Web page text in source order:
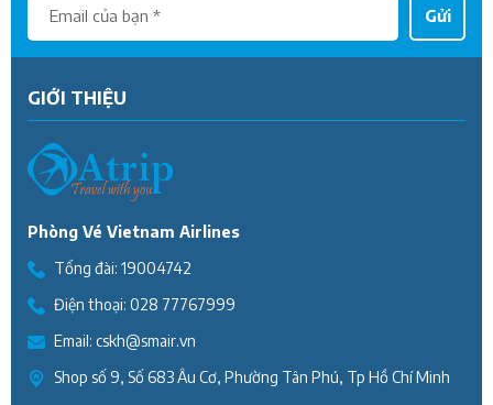
Gửi
GIỚI THIỆU
Phòng Vé Vietnam Airlines
Tổng đài: 19004742
Điện thoại: 028 77767999
Email: cskh@smair.vn
Shop số 9, Số 683 Âu Cơ, Phường Tân Phú, Tp Hồ Chí Minh